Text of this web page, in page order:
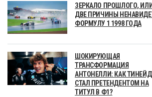
ЗЕРКАЛО ПРОШЛОГО,
ДВЕ ПРИЧИНЫ
ФОРМУЛУ 1 1998 ГОДА
ШОКИРУЮЩАЯ
ТРАНСФОРМАЦИЯ
АНТОНЕЛЛИ: КАК
СТАЛ ПРЕТЕНДЕНТОМ НА
ТИТУЛ В Ф1?